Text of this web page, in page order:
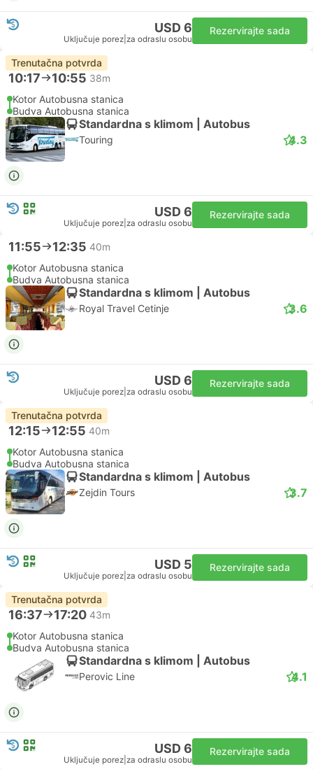
USD 6
Uključuje porez za odraslu osobu
Rezervirajte sada
Trenutačna potvrda
10:17 10:55 38m
Kotor Autobusna stanica
Budva Autobusna stanica
Standardna s klimom | Autobus
Touring 4.3
USD 6
Uključuje porez za odraslu osobu
Rezervirajte sada
11:55 12:35 40m
Kotor Autobusna stanica
Budva Autobusna stanica
Standardna s klimom | Autobus
Royal Travel Cetinje 3.6
USD 6
Uključuje porez za odraslu osobu
Rezervirajte sada
Trenutačna potvrda
12:15 12:55 40m
Kotor Autobusna stanica
Budva Autobusna stanica
Standardna s klimom | Autobus
Zejdin Tours 3.7
USD 5
Uključuje porez za odraslu osobu
Rezervirajte sada
Trenutačna potvrda
16:37 17:20 43m
Kotor Autobusna stanica
Budva Autobusna stanica
Standardna s klimom | Autobus
Perovic Line 4.1
USD 6
Uključuje porez za odraslu osobu
Rezervirajte sada